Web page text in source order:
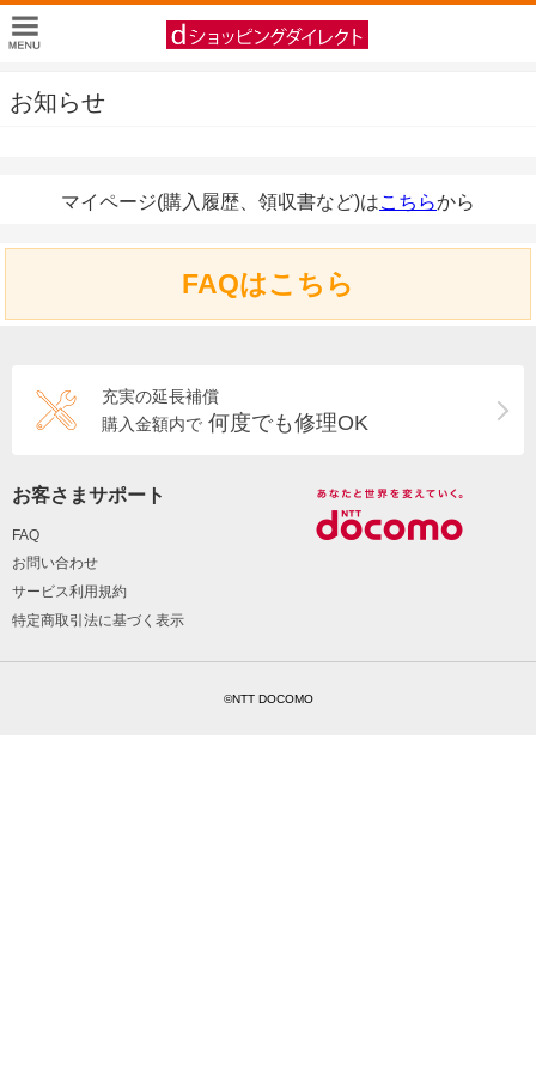
お知らせ
マイページ(購入履歴、領収書など)はこちらから
FAQはこちら
充実の延長補償
購入金額内で 何度でも修理OK
お客さまサポート
FAQ
お問い合わせ
サービス利用規約
特定商取引法に基づく表示
©NTT DOCOMO